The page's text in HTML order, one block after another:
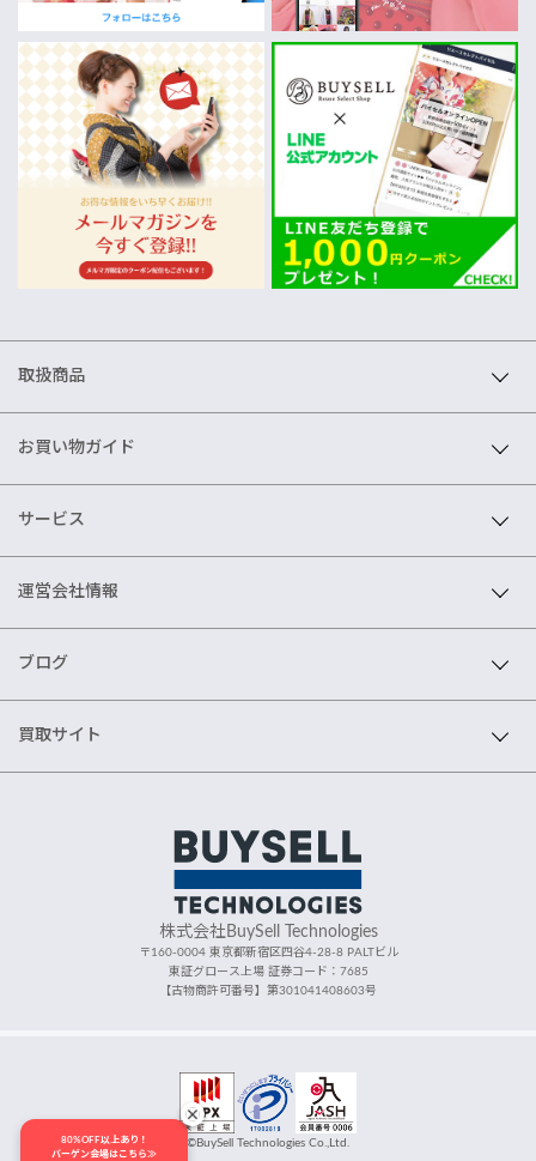
取扱商品
お買い物ガイド
サービス
運営会社情報
ブログ
買取サイト
株式会社BuySell Technologies
〒160-0004 東京都新宿区四谷4-28-8 PALTビル
東証グロース上場 証券コード：7685
【古物商許可番号】第301041408603号
©BuySell Technologies Co.,Ltd.
80%OFF以上あり！
バーゲン会場はこちら≫